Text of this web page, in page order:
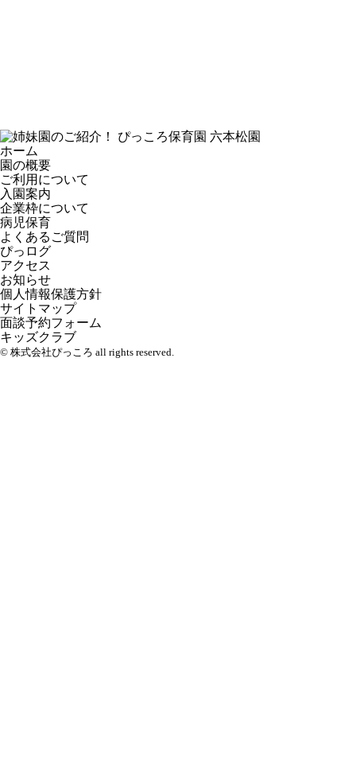
ホーム
園の概要
ご利用について
入園案内
企業枠について
病児保育
よくあるご質問
ぴっログ
アクセス
お知らせ
個人情報保護方針
サイトマップ
面談予約フォーム
キッズクラブ
© 株式会社ぴっころ all rights reserved.